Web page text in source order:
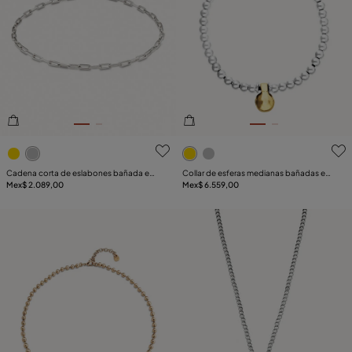
4.4de 5 Valoración del cliente
Cadena corta de eslabones bañada en
plata de ley
Mex$ 2.089,00
3.6de 5 Valoración del
Collar de esferas medianas bañadas en
plata de ley y esfera grande en oro 18k
Mex$ 6.559,00